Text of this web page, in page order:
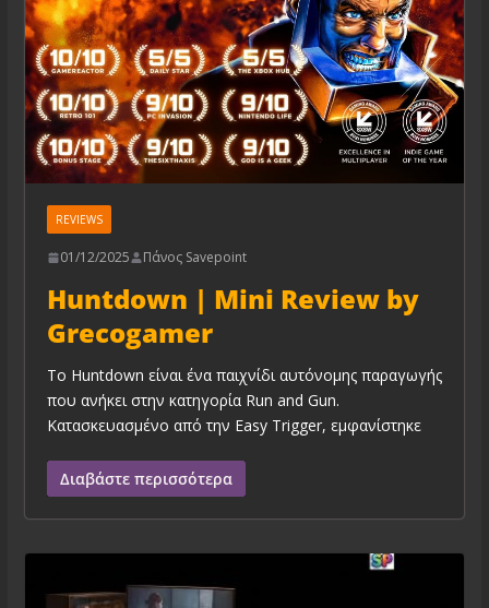
REVIEWS
01/12/2025 Πάνος Savepoint
Huntdown | Mini Review by
Grecogamer
Το Huntdown είναι ένα παιχνίδι αυτόνομης παραγωγής
που ανήκει στην κατηγορία Run and Gun.
Κατασκευασμένο από την Easy Trigger, εμφανίστηκε
Διαβάστε περισσότερα